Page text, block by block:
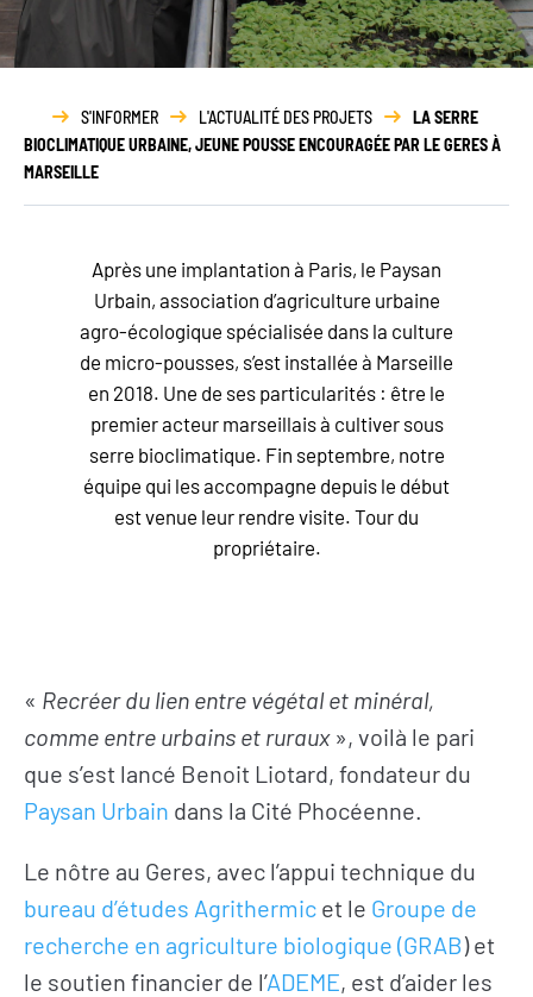
d’activité
S'INFORMER L'ACTUALITÉ DES PROJETS
LA SERRE
BIOCLIMATIQUE URBAINE, JEUNE POUSSE ENCOURAGÉE PAR LE GERES À
MARSEILLE
Après une implantation à Paris, le Paysan
Urbain, association d’agriculture urbaine
agro-écologique spécialisée dans la culture
de micro-pousses, s’est installée à Marseille
en 2018. Une de ses particularités : être le
premier acteur marseillais à cultiver sous
serre bioclimatique. Fin septembre, notre
équipe qui les accompagne depuis le début
est venue leur rendre visite. Tour du
propriétaire.
« Recréer du lien entre végétal et minéral,
comme entre urbains et ruraux», voilà le pari
que s’est lancé Benoit Liotard, fondateur du
Paysan Urbain dans la Cité Phocéenne.
Le nôtre au Geres, avec l’appui technique du
bureau d’études Agrithermic et le Groupe de
recherche en agriculture biologique (GRAB) et
le soutien financier de l’ADEME, est d’aider les